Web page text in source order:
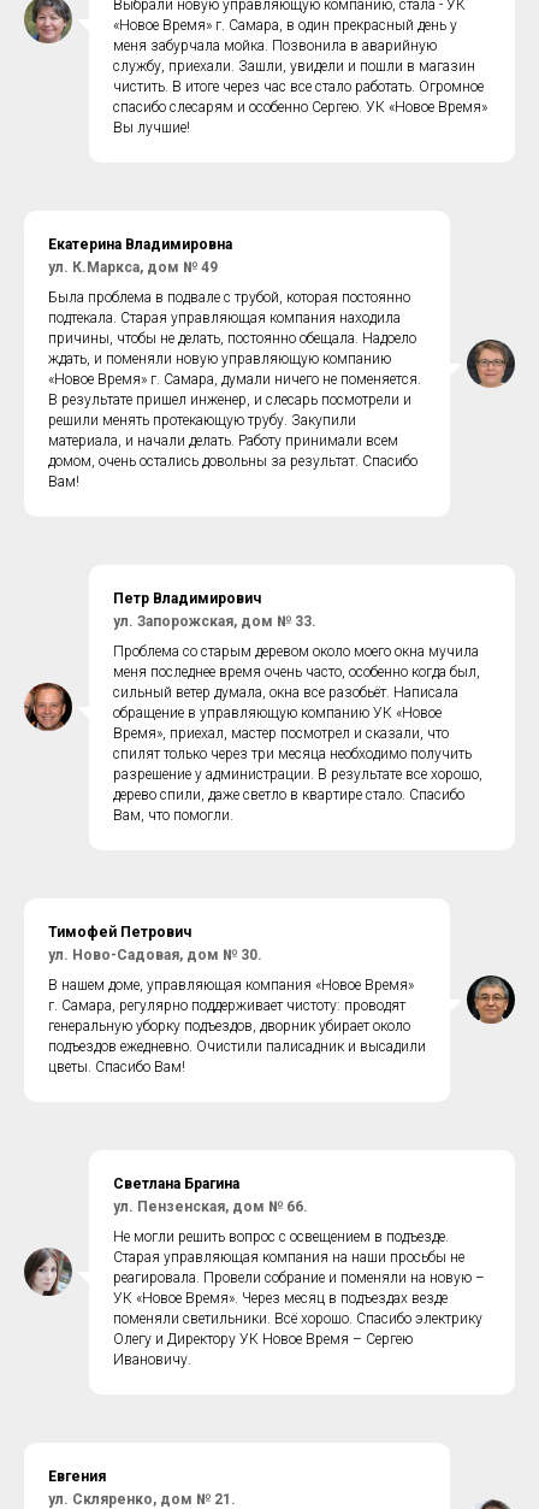
Выбрали новую управляющую компанию, стала - УК
«Новое Время» г. Самара, в один прекрасный день у
меня забурчала мойка. Позвонила в аварийную
службу, приехали. Зашли, увидели и пошли в магазин
чистить. В итоге через час все стало работать. Огромное
спасибо слесарям и особенно Сергею. УК «Новое Время»
Вы лучшие!
Екатерина Владимировна
ул. К.Маркса, дом № 49
Была проблема в подвале с трубой, которая постоянно
подтекала. Старая управляющая компания находила
причины, чтобы не делать, постоянно обещала. Надоело
ждать, и поменяли новую управляющую компанию
«Новое Время» г. Самара, думали ничего не поменяется.
В результате пришел инженер, и слесарь посмотрели и
решили менять протекающую трубу. Закупили
материала, и начали делать. Работу принимали всем
домом, очень остались довольны за результат. Спасибо
Вам!
Петр Владимирович
ул. Запорожская, дом № 33.
Проблема со старым деревом около моего окна мучила
меня последнее время очень часто, особенно когда был,
сильный ветер думала, окна все разобьёт. Написала
обращение в управляющую компанию УК «Новое
Время», приехал, мастер посмотрел и сказали, что
спилят только через три месяца необходимо получить
разрешение у администрации. В результате все хорошо,
дерево спили, даже светло в квартире стало. Спасибо
Вам, что помогли.
Тимофей Петрович
ул. Ново-Садовая, дом № 30.
В нашем доме, управляющая компания «Новое Время»
г. Самара, регулярно поддерживает чистоту: проводят
генеральную уборку подъездов, дворник убирает около
подъездов ежедневно. Очистили палисадник и высадили
цветы. Спасибо Вам!
Светлана Брагина
ул. Пензенская, дом № 66.
Не могли решить вопрос с освещением в подъезде.
Старая управляющая компания на наши просьбы не
реагировала. Провели собрание и поменяли на новую –
УК «Новое Время». Через месяц в подъездах везде
поменяли светильники. Всё хорошо. Спасибо электрику
Олегу и Директору УК Новое Время – Сергею
Ивановичу.
Евгения
ул. Скляренко, дом № 21.